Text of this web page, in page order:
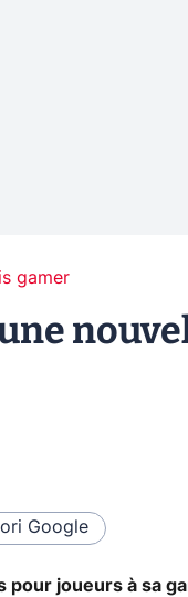
gamer
une
Google
joueurs à sa